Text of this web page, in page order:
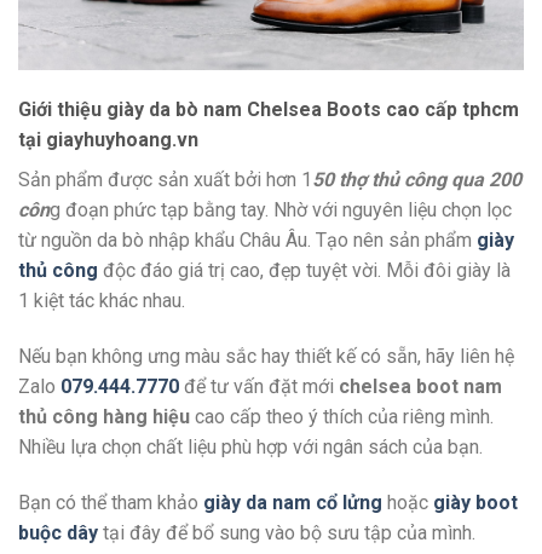
Giới thiệu giày da bò nam Chelsea Boots cao cấp tphcm
tại giayhuyhoang.vn
Sản phẩm được sản xuất bởi hơn 1 50 thợ thủ công qua 200
công đoạn phức tạp bằng tay. Nhờ với nguyên liệu chọn lọc
từ nguồn da bò nhập khẩu Châu Âu. Tạo nên sản phẩm giày
thủ công độc đáo giá trị cao, đẹp tuyệt vời. Mỗi đôi giày là
1 kiệt tác khác nhau.
Nếu bạn không ưng màu sắc hay thiết kế có sẵn, hãy liên hệ
Zalo 079.444.7770 để tư vấn đặt mới chelsea boot nam
thủ công hàng hiệu cao cấp theo ý thích của riêng mình.
Nhiều lựa chọn chất liệu phù hợp với ngân sách của bạn.
Bạn có thể tham khảo giày da nam cổ lửng hoặc giày boot
buộc dây tại đây để bổ sung vào bộ sưu tập của mình.